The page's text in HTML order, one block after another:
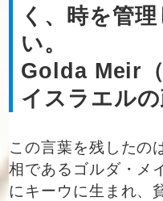
く、時を管
い。
Golda Meir（
イスラエル
この言葉を残したの
相であるゴルダ・メ
にキーウに生まれ、